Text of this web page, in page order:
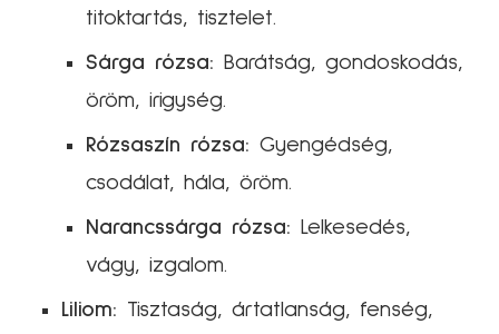
titoktartás, tisztelet.
Sárga rózsa: Barátság, gondoskodás,
öröm, irigység.
Rózsaszín rózsa: Gyengédség,
csodálat, hála, öröm.
Narancssárga rózsa: Lelkesedés,
vágy, izgalom.
Liliom: Tisztaság, ártatlanság, fenség,